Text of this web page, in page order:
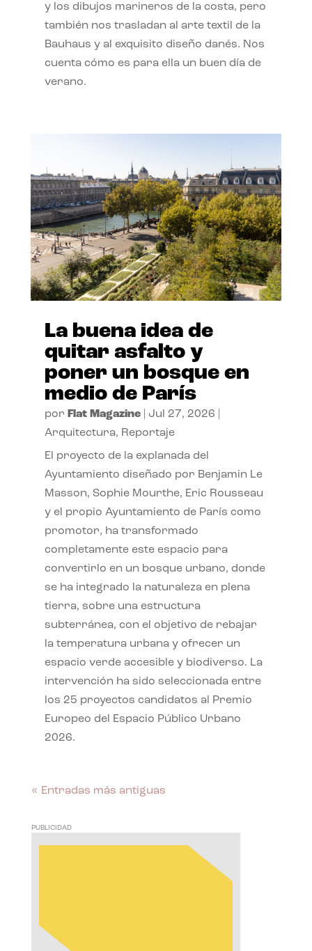
y los dibujos marineros de la costa, pero
también nos trasladan al arte textil de la
Bauhaus y al exquisito diseño danés. Nos
cuenta cómo es para ella un buen día de
verano.
La buena idea de
quitar asfalto y
poner un bosque en
medio de París
por Flat Magazine| Jul 27, 2026
Arquitectura, Reportaje
El proyecto de la explanada del
Ayuntamiento diseñado por Benjamin Le
Masson, Sophie Mourthe, Eric Rousseau
y el propio Ayuntamiento de París como
promotor, ha transformado
completamente este espacio para
convertirlo en un bosque urbano, donde
se ha integrado la naturaleza en plena
tierra, sobre una estructura
subterránea, con el objetivo de rebajar
la temperatura urbana y ofrecer un
espacio verde accesible y biodiverso. La
intervención ha sido seleccionada entre
los 25 proyectos candidatos al Premio
Europeo del Espacio Público Urbano
2026.
« Entradas más antiguas
PUBLICIDAD